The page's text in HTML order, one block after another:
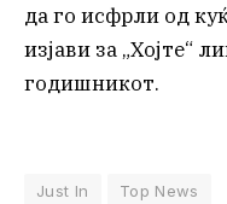
да го исфрли од
изјави за „Хојте“
годишникот.
Just In Top News